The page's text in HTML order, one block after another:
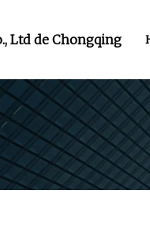
Ltd de Chongqing